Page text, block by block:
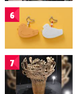
6
7